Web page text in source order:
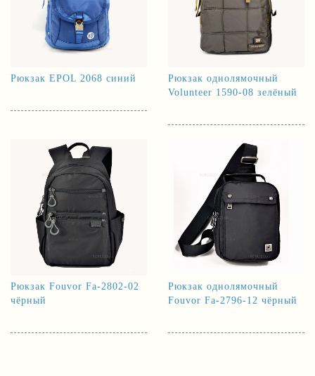
Рюкзак EPOL 2068 синий
Рюкзак однолямочный
Volunteer 1590-08 зелёный
Рюкзак Fouvor Fa-2802-02
чёрный
Рюкзак однолямочный
Fouvor Fa-2796-12 чёрный